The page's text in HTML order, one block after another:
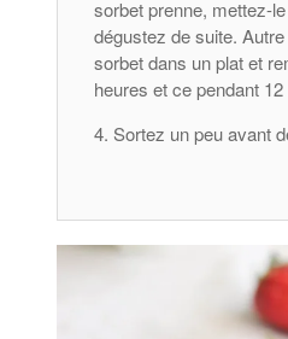
sorbet prenne, mettez-
dégustez de suite.
sorbet dans un plat et
heures et ce pendant
Sortez un peu avant